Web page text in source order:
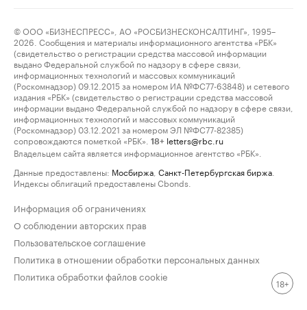
© ООО «БИЗНЕСПРЕСС», АО «РОСБИЗНЕСКОНСАЛТИНГ», 1995–
2026. Сообщения и материалы информационного агентства «РБК»
(свидетельство о регистрации средства массовой информации
выдано Федеральной службой по надзору в сфере связи,
информационных технологий и массовых коммуникаций
(Роскомнадзор) 09.12.2015 за номером ИА №ФС77-63848) и сетевого
издания «РБК» (свидетельство о регистрации средства массовой
информации выдано Федеральной службой по надзору в сфере связи,
информационных технологий и массовых коммуникаций
(Роскомнадзор) 03.12.2021 за номером ЭЛ №ФС77-82385)
сопровождаются пометкой «РБК».
18+ letters@rbc.ru
Владельцем сайта является информационное агентство «РБК».
Данные предоставлены: Мосбиржа Санкт-Петербургская биржа
Индексы облигаций предоставлены Cbonds.
Информация об ограничениях
О соблюдении авторских прав
Пользовательское соглашение
Политика в отношении обработки персональных данных
Политика обработки файлов cookie
18+